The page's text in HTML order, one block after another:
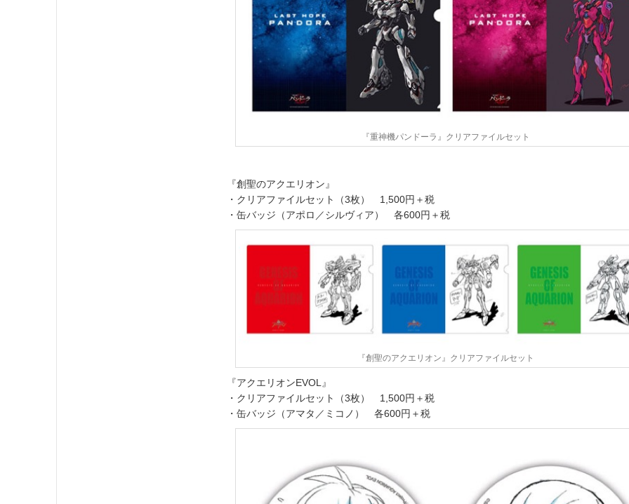
『重神機パンドーラ』クリアファイルセット
『創聖のアクエリオン』
・クリアファイルセット（3枚） 1,500円＋税
・缶バッジ（アポロ／シルヴィア） 各600円＋税
『創聖のアクエリオン』クリアファイルセット
『アクエリオンEVOL』
・クリアファイルセット（3枚） 1,500円＋税
・缶バッジ（アマタ／ミコノ） 各600円＋税